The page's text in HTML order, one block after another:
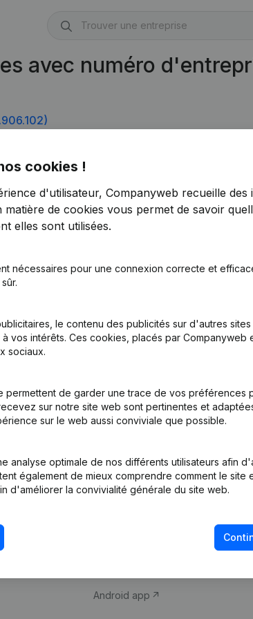
avec numéro
cookies !
d'utilisateur, Companyweb recueille
matière de cookies vous permet de savoir
elles sont utilisées.
nécessaires pour une connexion correcte et
le contenu des publicités sur d'autres
vos intérêts. Ces cookies, placés par Companyweb
sociaux.
de garder une trace de vos préférences
sur notre site web sont pertinentes et
sur le web aussi conviviale que possible.
analyse optimale de nos différents utilisateurs afin
également de mieux comprendre comment le site
d'améliorer la convivialité générale du site web.
Produit
d’entreprise
Monitoring
Android app